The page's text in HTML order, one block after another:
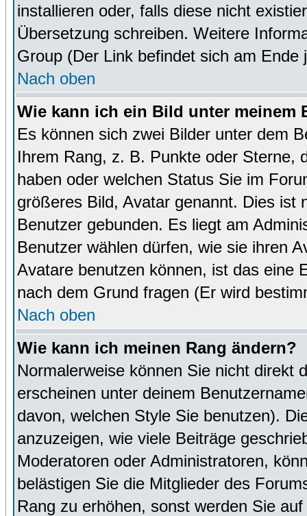
installieren oder, falls diese nicht
Übersetzung schreiben. Weitere
Group (Der Link befindet sich am Ende
Nach oben
Wie kann ich ein Bild unter meinem
Es können sich zwei Bilder unter dem
Ihrem Rang, z. B. Punkte oder Sterne,
haben oder welchen Status Sie im
größeres Bild, Avatar genannt. Dies ist
Benutzer gebunden. Es liegt am
Benutzer wählen dürfen, wie sie ihren
Avatare benutzen können, ist das eine
nach dem Grund fragen (Er wird
Nach oben
Wie kann ich meinen Rang ändern?
Normalerweise können Sie nicht direkt
erscheinen unter deinem
davon, welchen Style Sie benutzen).
anzuzeigen, wie viele Beiträge
Moderatoren oder Administratoren,
belästigen Sie die Mitglieder des
Rang zu erhöhen, sonst werden Sie